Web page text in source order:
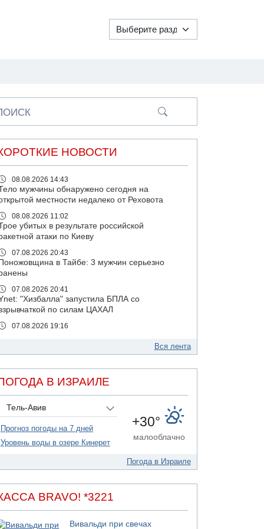
НОВОСТИ
08.08.2026 14:43
мужчины обнаружено сегодня на
местности недалеко от Реховота
08.08.2026 11:02
убитых в результате российской
атаки по Киеву
07.08.2026 20:43
Поножовщина в Тайбе: 3 мужчин серьезно
07.08.2026 20:41
"Хизбалла" запустила БПЛА со
по силам ЦАХАЛ
07.08.2026 19:16
Иерусалиме
Подозреваемый в домогательствах в хостеле
- Гильбоа Дахан
Обнародовано имя полицейского,
подозреваемого в коррупционных
07.08.2026 17:51
отказался заморозить лишение
льгот для уклонистов-харедим
Вся лента
В ИЗРАИЛЕ
Тель-Авив
Прогноз погоды на 7 дней
Уровень воды в озере Кинерет
+30°
малооблачно
Погода в Израиле
BRAVO! *3221
Вивальди при свечах